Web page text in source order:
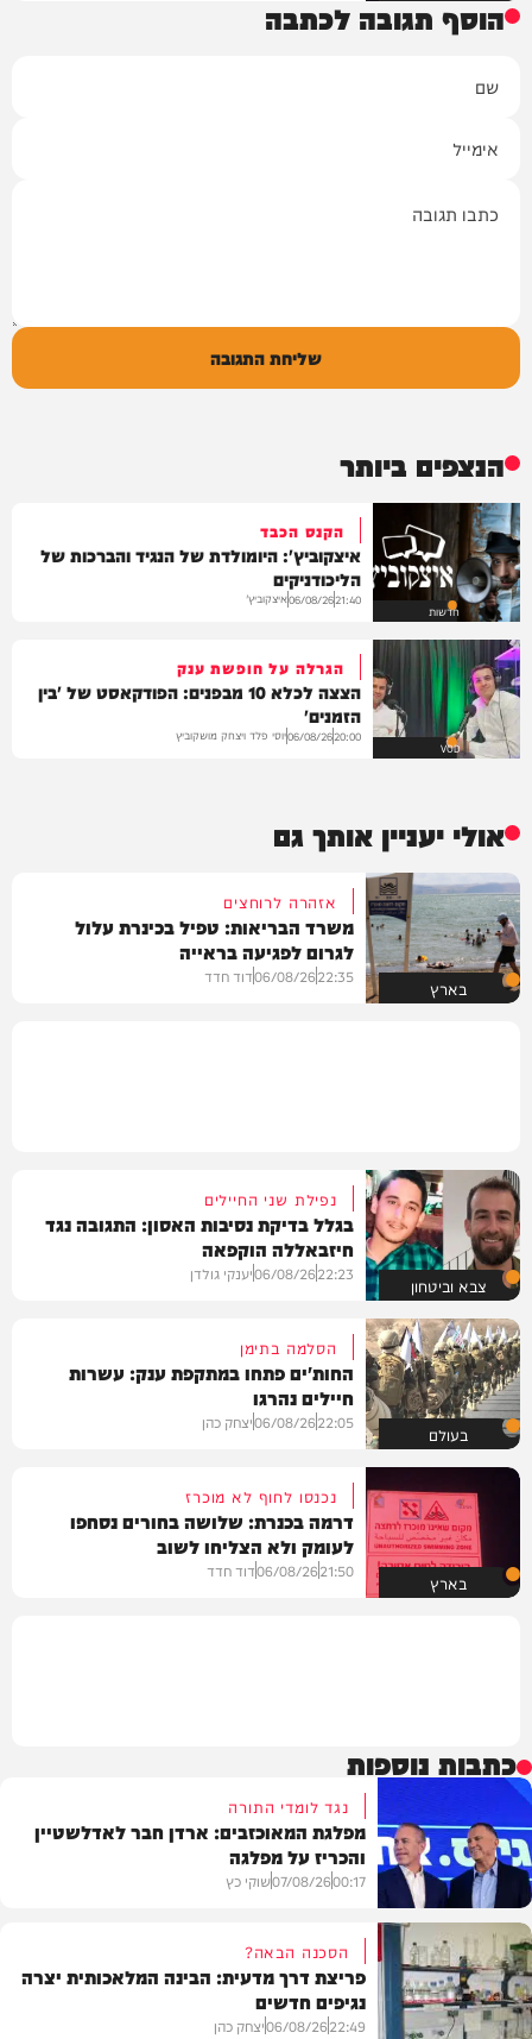
הוסף תגובה לכתבה
שליחת התגובה
הנצפים ביותר
חדשות
הקנס הכבד
איצקוביץ': היומולדת של הנגיד והברכות של
הליכודניקים
21:40
06/08/26איצקוביץ'
VOD
הגרלה על חופשת ענק
הצצה לכלא 10 מבפנים: הפודקאסט של 'בין
הזמנים'
20:00
06/08/26יוסי פלד ויצחק מושקוביץ
אולי יעניין אותך גם
בארץ
אזהרה לרוחצים
משרד הבריאות: טפיל בכינרת עלול
לגרום לפגיעה בראייה
22:35
06/08/26דוד חדד
צבא וביטחון
נפילת שני החיילים
בגלל בדיקת נסיבות האסון: התגובה נגד
חיזבאללה הוקפאה
22:23
06/08/26יענקי גולדן
בעולם
הסלמה בתימן
החות'ים פתחו במתקפת ענק: עשרות
חיילים נהרגו
22:05
06/08/26יצחק כהן
בארץ
נכנסו לחוף לא מוכרז
דרמה בכנרת: שלושה בחורים נסחפו
לעומק ולא הצליחו לשוב
21:50
06/08/26דוד חדד
כתבות נוספות
פוליטי
נגד לומדי התורה
מפלגת המאוכזבים: ארדן חבר לאדלשטיין
והכריז על מפלגה
00:17
07/08/26שוקי כץ
הסכנה הבאה?
פריצת דרך מדעית: הבינה המלאכותית יצרה
נגיפים חדשים
22:49
06/08/26יצחק כהן